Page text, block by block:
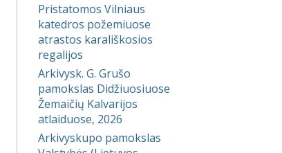
Pristatomos Vilniaus
katedros požemiuose
atrastos karališkosios
regalijos
Arkivysk. G. Grušo
pamokslas Didžiuosiuose
Žemaičių Kalvarijos
atlaiduose, 2026
Arkivyskupo pamokslas